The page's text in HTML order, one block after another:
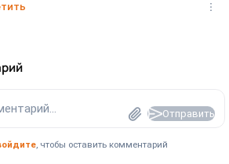
Отправить
, чтобы оставить комментарий